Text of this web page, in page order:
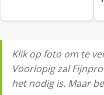
Klik op foto om te
Voorlopig zal
het nodig is. Maar